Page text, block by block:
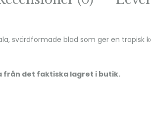
svärdformade blad som ger en tropisk
från det faktiska lagret i butik.